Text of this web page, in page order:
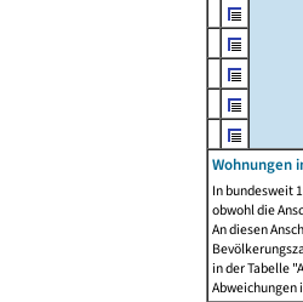
Wohnungen
In bundesweit
obwohl die
An diesen
in der Tabelle
Abweichungen